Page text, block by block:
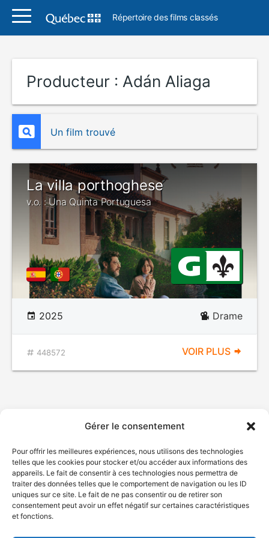
Gérer le consentement
Pour offrir les meilleures expériences, nous utilisons des technologies
telles que les cookies pour stocker et/ou accéder aux informations des
appareils. Le fait de consentir à ces technologies nous permettra de
traiter des données telles que le comportement de navigation ou les ID
uniques sur ce site. Le fait de ne pas consentir ou de retirer son
consentement peut avoir un effet négatif sur certaines caractéristiques
et fonctions.
Répertoire des films classés
Producteur : Adán Aliaga
Un film trouvé
La villa porthoghese
v.o. : Una Quinta Portuguesa
2025 Drame
448572 VOIR PLUS